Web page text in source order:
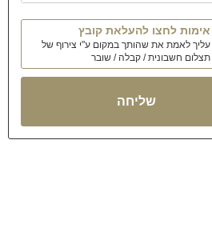
אימות לחצו להעלאת קובץ
עליך לאמת את שהותך במקום ע"י צירוף של
תצלום חשבונית / קבלה / שובר
שליחה